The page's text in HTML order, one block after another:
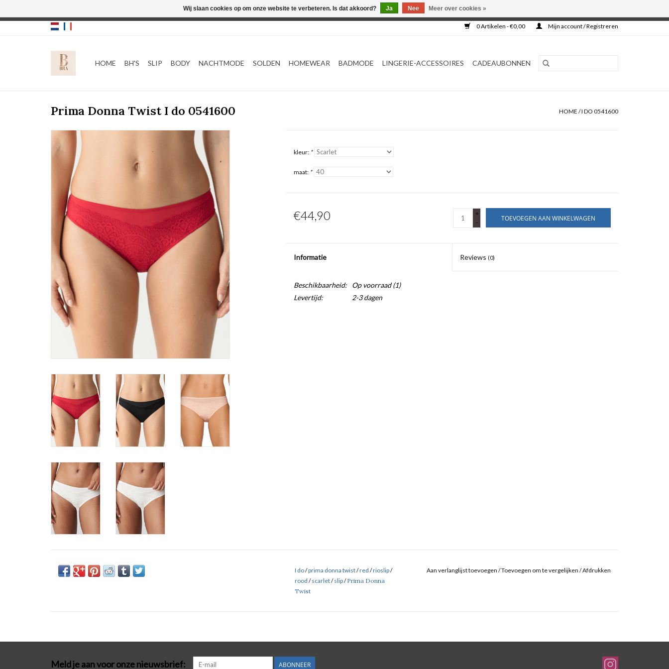
0 Artikelen - €0,00 Mijn account / Registreren
HOME BH'S SLIP BODY NACHTMODE SOLDEN HOMEWEAR BADMODE LINGERIE-ACCESSOIRES CADEAUBONNEN
Prima Donna Twist I do 0541600 HOME /I DO 0541600
kleur: *
maat: *
€44,90
+
-
TOEVOEGEN AAN WINKELWAGEN
Informatie Reviews (0)
Beschikbaarheid: Op voorraad(1)
Levertijd:
2-3 dagen
I do/prima donna twist/red /rioslip/
rood /scarlet/slip/Prima Donna
Twist
Aan verlanglijst toevoegen /Toevoegen om te vergelijken /Afdrukken
Meld je aan voor onze nieuwsbrief: ABONNEER
Wij slaan cookies op om onze website te verbeteren. Is dat akkoord? Ja Nee Meer over cookies »
Webshop werkt met EU maten. .